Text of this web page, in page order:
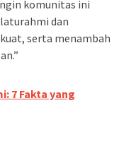
komunitas ini
dan
serta menambah
7 Fakta yang